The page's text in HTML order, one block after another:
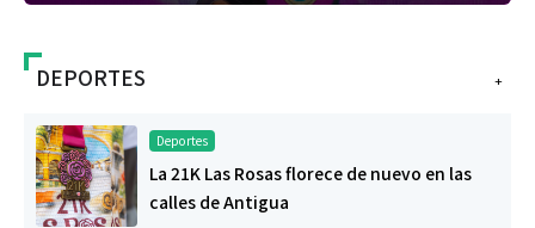
+
DEPORTES
Deportes
La 21K Las Rosas florece de nuevo en las
calles de Antigua